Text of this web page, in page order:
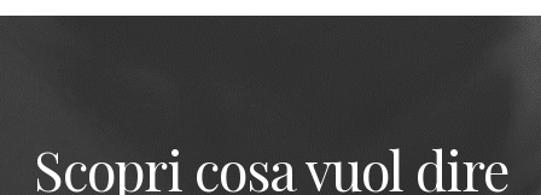
Scopri cosa vuol dire